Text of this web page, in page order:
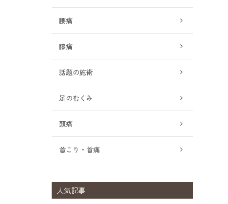
腰痛
膝痛
話題の施術
足のむくみ
頭痛
首こり・首痛
人気記事